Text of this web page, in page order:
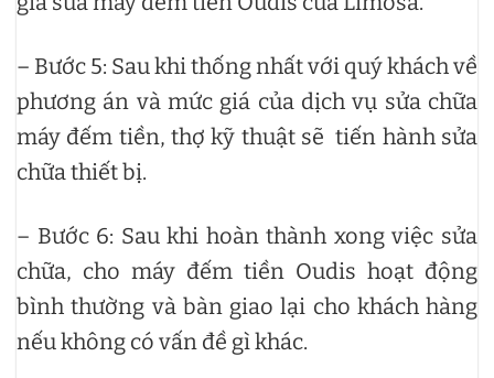
– Bước 5: Sau khi thống nhất với quý khách về
phương án và mức giá của dịch vụ sửa chữa
máy đếm tiền, thợ kỹ thuật sẽ tiến hành sửa
chữa thiết bị.
– Bước 6: Sau khi hoàn thành xong việc sửa
chữa, cho máy đếm tiền Oudis hoạt động
bình thường và bàn giao lại cho khách hàng
nếu không có vấn đề gì khác.